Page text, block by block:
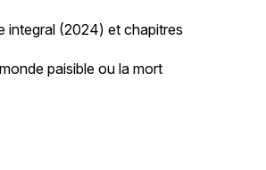
integral (2024) et chapitres
paisible ou la mort